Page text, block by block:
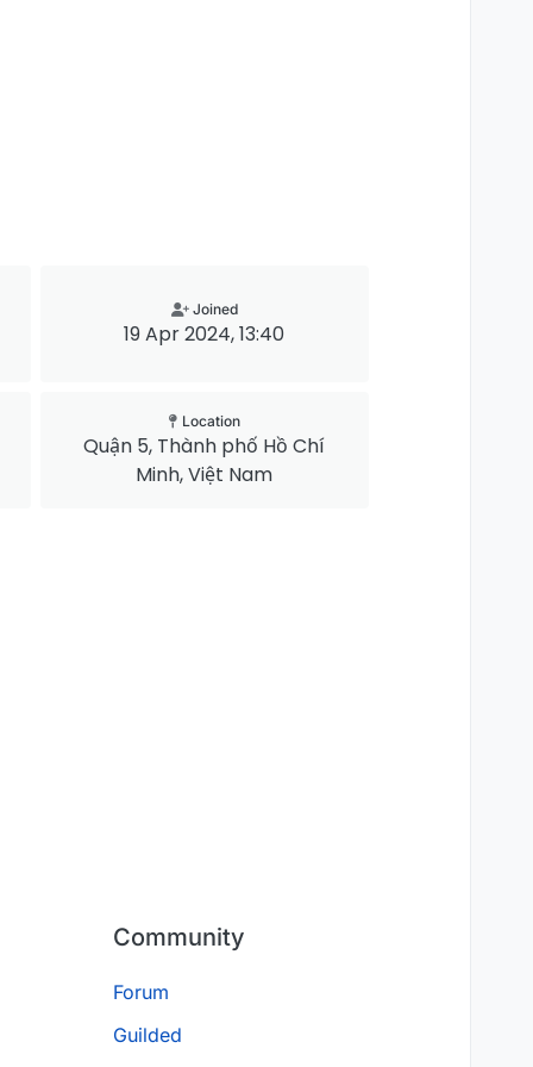
Joined
19 Apr 2024, 13:40
Location
Quận 5, Thành phố Hồ Chí
Minh, Việt Nam
Community
Forum
Guilded